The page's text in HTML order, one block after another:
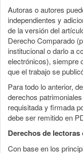
Autoras o autores
independientes y
de la versión del
Derecho Comparado
institucional o darlo a
electrónicos), siempre
que el trabajo se
Para todo lo anterior,
derechos
requisitada y firmada
debe ser remitido en
Derechos de
Con base en los